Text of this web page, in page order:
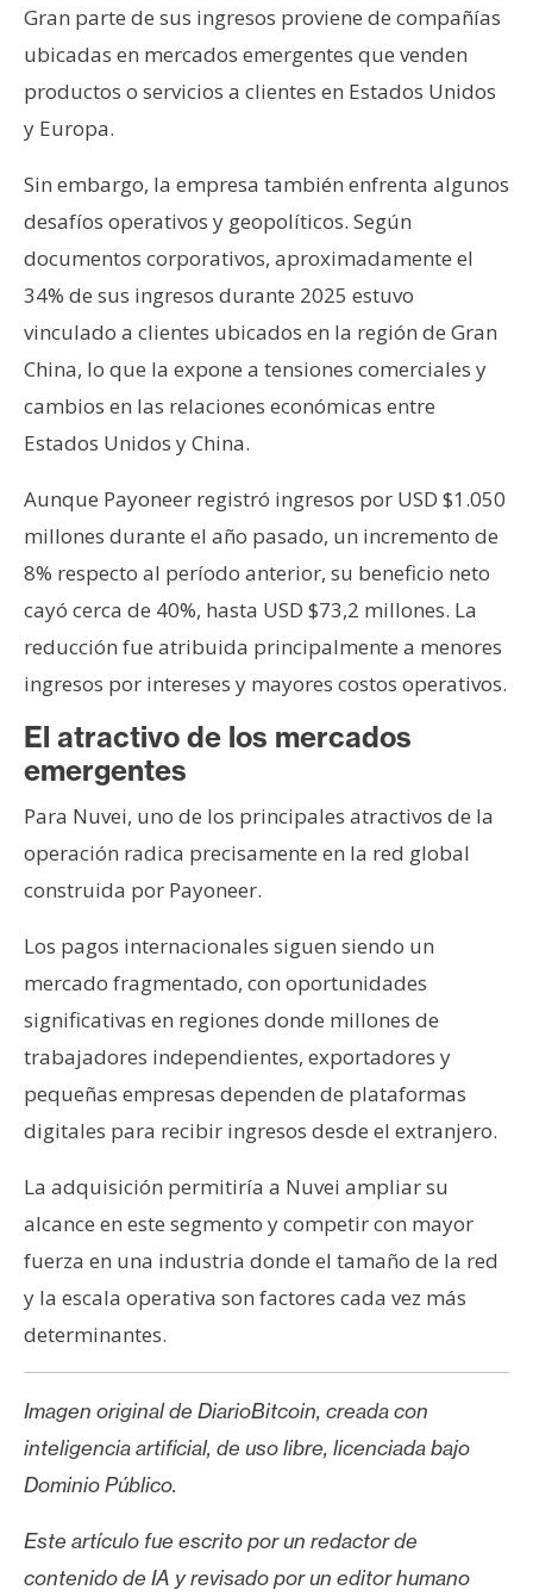
Gran parte de sus ingresos proviene de compañías
ubicadas en mercados emergentes que venden
productos o servicios a clientes en Estados Unidos
y Europa.
Sin embargo, la empresa también enfrenta algunos
desafíos operativos y geopolíticos. Según
documentos corporativos, aproximadamente el
34% de sus ingresos durante 2025 estuvo
vinculado a clientes ubicados en la región de Gran
China, lo que la expone a tensiones comerciales y
cambios en las relaciones económicas entre
Estados Unidos y China.
Aunque Payoneer registró ingresos por USD $1.050
millones durante el año pasado, un incremento de
8% respecto al período anterior, su beneficio neto
cayó cerca de 40%, hasta USD $73,2 millones. La
reducción fue atribuida principalmente a menores
ingresos por intereses y mayores costos operativos.
El atractivo de los mercados
emergentes
Para Nuvei, uno de los principales atractivos de la
operación radica precisamente en la red global
construida por Payoneer.
Los pagos internacionales siguen siendo un
mercado fragmentado, con oportunidades
significativas en regiones donde millones de
trabajadores independientes, exportadores y
pequeñas empresas dependen de plataformas
digitales para recibir ingresos desde el extranjero.
La adquisición permitiría a Nuvei ampliar su
alcance en este segmento y competir con mayor
fuerza en una industria donde el tamaño de la red
y la escala operativa son factores cada vez más
determinantes.
Imagen original de DiarioBitcoin, creada con
inteligencia artificial, de uso libre, licenciada bajo
Dominio Público.
Este artículo fue escrito por un redactor de
contenido de IA y revisado por un editor humano